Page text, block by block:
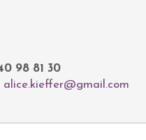
98 81 30
alice.kieffer@gmail.com